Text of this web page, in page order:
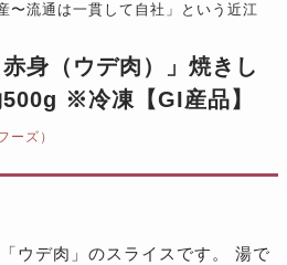
〜流通は一貫して自社」という近江
身（ウデ肉）」焼きし
※冷凍【GI産品】
ーズ）
ウデ肉」のスライスです。 湯で